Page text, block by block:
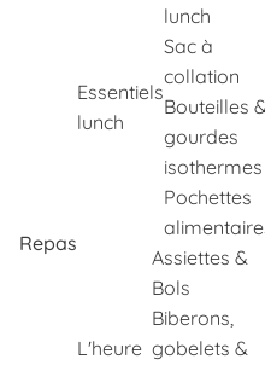
Repas
Essentiels
lunch
lunch
Sac à
collation
Bouteilles
gourdes
isothermes
Pochettes
L'heure
Assiettes &
Bols
Biberons,
gobelets &